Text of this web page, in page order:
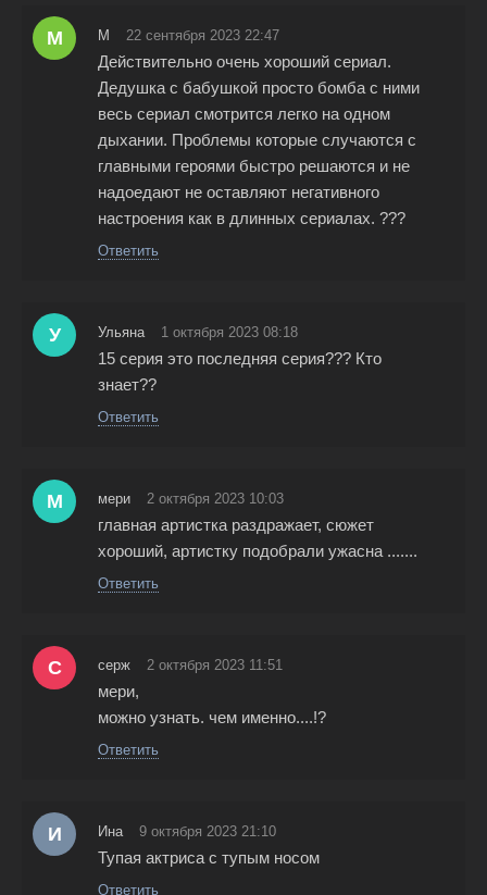
М М 22 сентября 2023 22:47
Действительно очень хороший сериал.
Дедушка с бабушкой просто бомба с ними
весь сериал смотрится легко на одном
дыхании. Проблемы которые случаются с
главными героями быстро решаются и не
надоедают не оставляют негативного
настроения как в длинных сериалах. ???
Ответить
У Ульяна 1 октября 2023 08:18
15 серия это последняя серия??? Кто
знает??
Ответить
М мери 2 октября 2023 10:03
главная артистка раздражает, сюжет
хороший, артистку подобрали ужасна .......
Ответить
С серж 2 октября 2023 11:51
мери,
можно узнать. чем именно....!?
Ответить
И Ина 9 октября 2023 21:10
Тупая актриса с тупым носом
Ответить